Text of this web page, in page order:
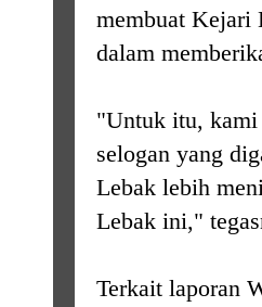
membuat Kejari
dalam
"Untuk itu, kami
selogan yang
Lebak lebih
Lebak ini,"
Terkait laporan